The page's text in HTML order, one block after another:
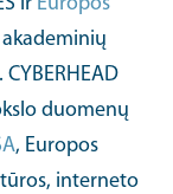
akademinių
duomenų
, Europos
interneto